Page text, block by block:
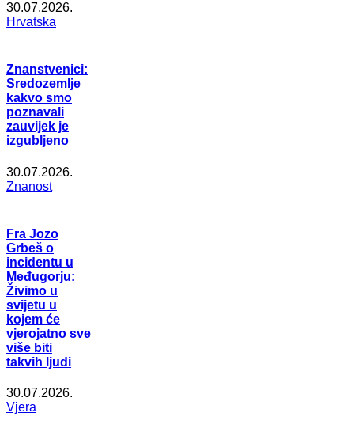
30.07.2026.
Hrvatska
Znanstvenici:
Sredozemlje
kakvo smo
poznavali
zauvijek je
izgubljeno
30.07.2026.
Znanost
Fra Jozo
Grbeš o
incidentu u
Međugorju:
Živimo u
svijetu u
kojem će
vjerojatno sve
više biti
takvih ljudi
30.07.2026.
Vjera